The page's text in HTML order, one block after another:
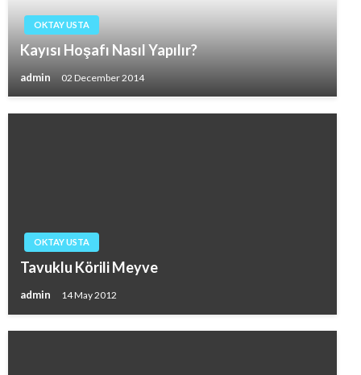
OKTAY USTA
Kayısı Hoşafı Nasıl Yapılır?
admin 02 December 2014
OKTAY USTA
Tavuklu Körili Meyve
admin 14 May 2012